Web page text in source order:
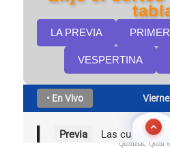
Quinielas, Quini